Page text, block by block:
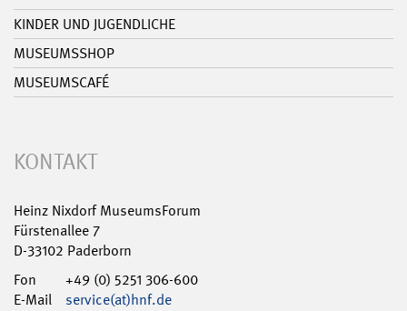
KINDER UND JUGENDLICHE
MUSEUMSSHOP
MUSEUMSCAFÉ
KONTAKT
Heinz Nixdorf MuseumsForum
Fürstenallee 7
D-33102 Paderborn
Fon
+49 (0) 5251 306-600
E-Mail
service(at)hnf.de